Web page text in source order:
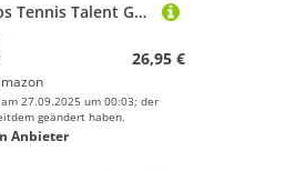
27x Overgrips Tennis Talent Grip Griffband in umweltfreundlicher Verpackung | 0,60mm Stärke | Für Squash Badminton Schläger & Golf inkl. Selbstklebendem Abschlußband | sehr griffig (Weiß)
26,95 €
27.09.2025 um 00:03; der
geändert haben.
Anbieter